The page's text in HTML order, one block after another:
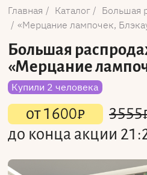
Главная Каталог
Большая
Мерцание лампочек,
Большая
«Мерцание
Купили 2 человека
от1600₽ 3555
до конца акции